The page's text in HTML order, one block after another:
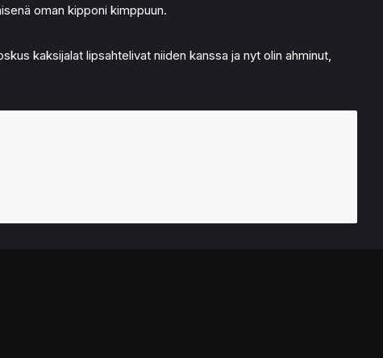
oman kipponi kimppuun.
kaksijalat lipsahtelivat niiden kanssa ja nyt olin ahminut,